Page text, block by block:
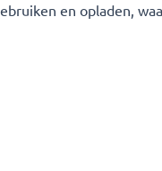
en opladen,